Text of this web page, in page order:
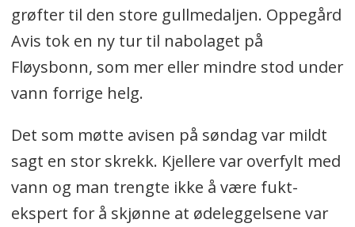
grøfter til den store gullmedaljen. Oppegård
Avis tok en ny tur til nabolaget på
Fløysbonn, som mer eller mindre stod under
vann forrige helg.
Det som møtte avisen på søndag var mildt
sagt en stor skrekk. Kjellere var overfylt med
vann og man trengte ikke å være fukt-
ekspert for å skjønne at ødeleggelsene var